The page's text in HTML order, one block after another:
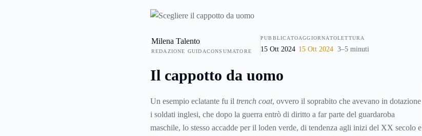
cappotto o il soprabito diventerà una vera moda che apporterà le dovute modifiche
Milena Talento
REDAZIONE GUIDACONSUMATORE
PUBBLICATO
15 Ott 2024
AGGIORNATO
15 Ott 2024
LETTURA
3–5 minuti
Il cappotto da uomo
Un esempio eclatante fu il trench coat, ovvero il soprabito che avevano in dotazione
i soldati inglesi, che dopo la guerra entrò di diritto a far parte del guardaroba
maschile, lo stesso accadde per il loden verde, di tendenza agli inizi del XX secolo e